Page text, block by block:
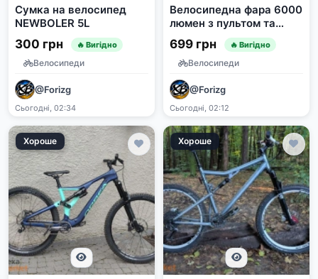
Сумка на велосипед
NEWBOLER 5L
300 грн 🔥 Вигідно
Велосипеди
@Forizg
Сьогодні, 02:34
Велосипедна фара 6000
люмен з пультом та
сигналом
699 грн 🔥 Вигідно
Велосипеди
@Forizg
Сьогодні, 02:12
Хороше Хороше